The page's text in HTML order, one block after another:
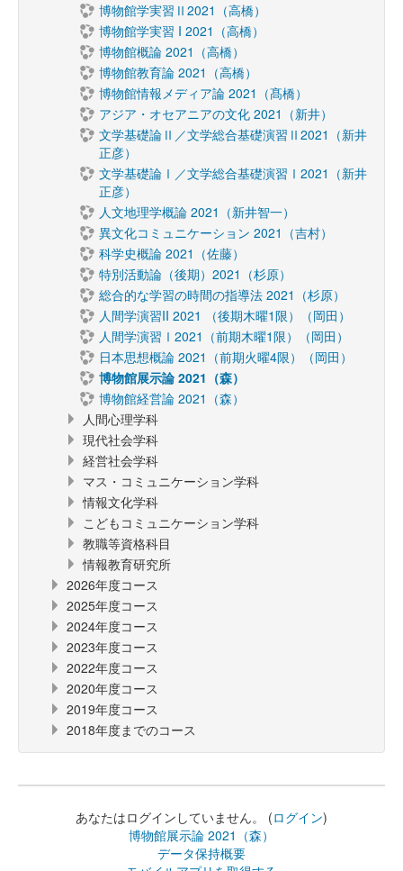
博物館学実習Ⅱ2021（高橋）
博物館学実習 I 2021（高橋）
博物館概論 2021（高橋）
博物館教育論 2021（高橋）
博物館情報メディア論 2021（髙橋）
アジア・オセアニアの文化 2021（新井）
文学基礎論Ⅱ／文学総合基礎演習Ⅱ2021（新井
正彦）
文学基礎論Ⅰ／文学総合基礎演習Ⅰ2021（新井
正彦）
人文地理学概論 2021（新井智一）
異文化コミュニケーション 2021（吉村）
科学史概論 2021（佐藤）
特別活動論（後期）2021（杉原）
総合的な学習の時間の指導法 2021（杉原）
人間学演習II 2021 （後期木曜1限）（岡田）
人間学演習Ⅰ2021（前期木曜1限）（岡田）
日本思想概論 2021（前期火曜4限）（岡田）
博物館展示論 2021（森）
博物館経営論 2021（森）
人間心理学科
現代社会学科
経営社会学科
マス・コミュニケーション学科
情報文化学科
こどもコミュニケーション学科
教職等資格科目
情報教育研究所
2026年度コース
2025年度コース
2024年度コース
2023年度コース
2022年度コース
2020年度コース
2019年度コース
2018年度までのコース
あなたはログインしていません。 (ログイン)
博物館展示論 2021（森）
データ保持概要